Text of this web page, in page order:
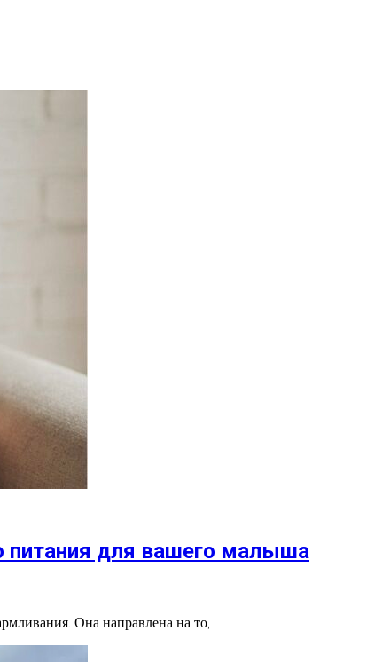
питания для вашего малыша
Она направлена на то,